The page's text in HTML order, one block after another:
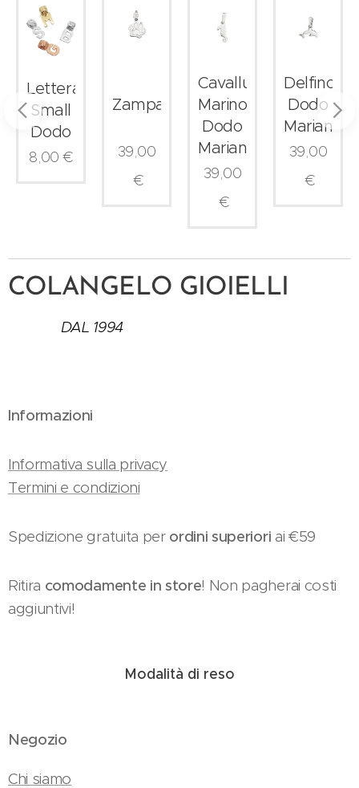
Lettera
Small
Dodo
8,00 €
Zampa
39,00
€
Cavalluccio
Marino
Dodo
Mariani
39,00
€
Delfino
Dodo
Mariani
39,00
€
COLANGELO GIOIELLI
DAL 1994
Informazioni
Informativa sulla privacy
Termini e condizioni
Spedizione gratuita perordini superiori ai €59
Ritira comodamente in store! Non pagherai costi
aggiuntivi!
Modalità di reso
Negozio
Chi siamo